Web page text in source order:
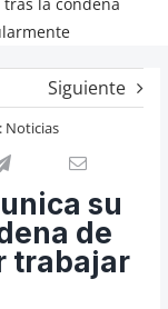
Siguiente
Noticias
su
de
trabajar